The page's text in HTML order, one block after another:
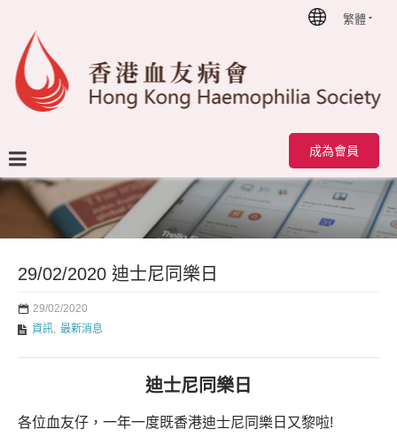
繁體
成為會員
29/02/2020 迪士尼同樂日
29/02/2020
資訊, 最新消息
迪士尼同樂日
各位血友仔，一年一度既香港迪士尼同樂日又黎啦!